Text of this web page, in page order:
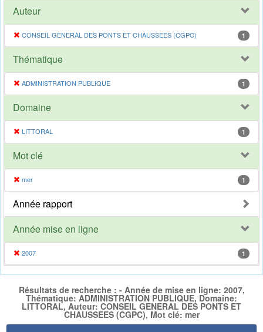
Auteur
CONSEIL GENERAL DES PONTS ET CHAUSSEES (CGPC) 1
Thématique
ADMINISTRATION PUBLIQUE 1
Domaine
LITTORAL 1
Mot clé
mer 1
Année rapport
Année mise en ligne
2007 1
Résultats de recherche : - Année de mise en ligne: 2007,
Thématique: ADMINISTRATION PUBLIQUE, Domaine:
LITTORAL, Auteur: CONSEIL GENERAL DES PONTS ET
CHAUSSEES (CGPC), Mot clé: mer